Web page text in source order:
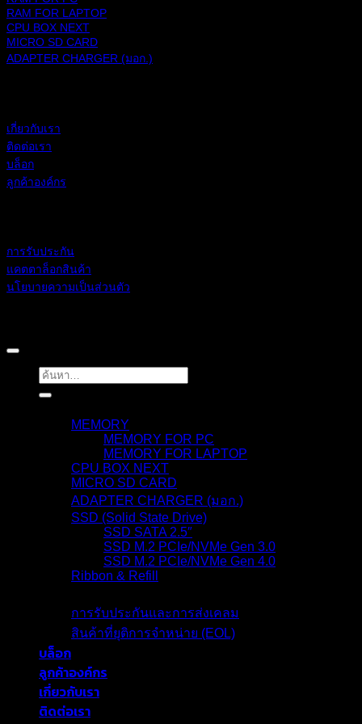
RAM FOR LAPTOP
CPU BOX NEXT
MICRO SD CARD
ADAPTER CHARGER (มอก.)
เกี่ยวกับเรา
ติดต่อเรา
บล็อก
ลูกค้าองค์กร
การรับประกัน
แคตตาล็อกสินค้า
นโยบายความเป็นส่วนตัว
ค้นหา:
MEMORY
MEMORY FOR PC
MEMORY FOR LAPTOP
CPU BOX NEXT
MICRO SD CARD
ADAPTER CHARGER (มอก.)
SSD (Solid State Drive)
SSD SATA 2.5″
SSD M.2 PCIe/NVMe Gen 3.0
SSD M.2 PCIe/NVMe Gen 4.0
Ribbon & Refill
การรับประกันและการส่งเคลม
สินค้าที่ยุติการจำหน่าย (EOL)
บล็อก
ลูกค้าองค์กร
เกี่ยวกับเรา
ติดต่อเรา